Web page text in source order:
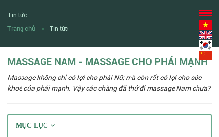
Tin tức
Trang chủ Tin tức
MASSAGE NAM - MASSAGE CHO PHÁI MẠNH
Massage không chỉ có lợi cho phái Nữ, mà còn rất có lợi cho sức
khoẻ của phái mạnh. Vậy các chàng đã thử đi massage Nam chưa?
MỤC LỤC